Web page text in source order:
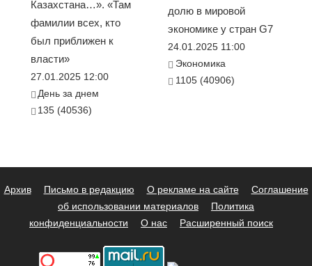
Казахстана…». «Там
фамилии всех, кто
был приближен к
власти»
27.01.2025 12:00
День за днем
135 (40536)
долю в мировой
экономике у стран G7
24.01.2025 11:00
Экономика
1105 (40906)
Архив Письмо в редакцию О рекламе на сайте
Соглашение
об использовании материалов
Политика
конфиденциальности
О нас Расширенный поиск